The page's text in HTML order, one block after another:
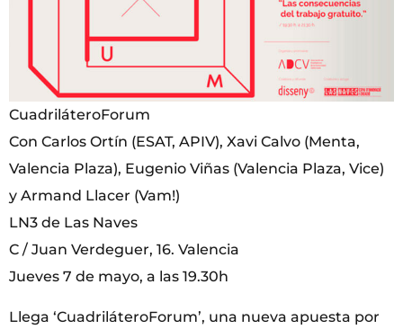
CuadriláteroForum
Con Carlos Ortín (ESAT, APIV), Xavi Calvo (Menta,
Valencia Plaza), Eugenio Viñas (Valencia Plaza, Vice)
y Armand Llacer (Vam!)
LN3 de Las Naves
C / Juan Verdeguer, 16. Valencia
Jueves 7 de mayo, a las 19.30h
Llega ‘CuadriláteroForum’, una nueva apuesta por